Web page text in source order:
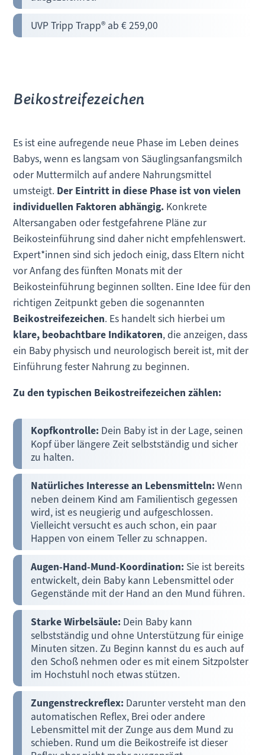
UVP Tripp Trapp® ab € 259,00
Beikostreifezeichen
Es ist eine aufregende neue Phase im Leben deines
Babys, wenn es langsam von Säuglingsanfangsmilch
oder Muttermilch auf andere Nahrungsmittel
umsteigt. Der Eintritt in diese Phase ist von vielen
individuellen Faktoren abhängig. Konkrete
Altersangaben oder festgefahrene Pläne zur
Beikosteinführung sind daher nicht empfehlenswert.
Expert*innen sind sich jedoch einig, dass Eltern nicht
vor Anfang des fünften Monats mit der
Beikosteinführung beginnen sollten. Eine Idee für den
richtigen Zeitpunkt geben die sogenannten
Beikostreifezeichen. Es handelt sich hierbei um
klare, beobachtbare Indikatoren, die anzeigen, dass
ein Baby physisch und neurologisch bereit ist, mit der
Einführung fester Nahrung zu beginnen.
Zu den typischen Beikostreifezeichen zählen:
Kopfkontrolle: Dein Baby ist in der Lage, seinen
Kopf über längere Zeit selbstständig und sicher
zu halten.
Natürliches Interesse an Lebensmitteln: Wenn
neben deinem Kind am Familientisch gegessen
wird, ist es neugierig und aufgeschlossen.
Vielleicht versucht es auch schon, ein paar
Happen von einem Teller zu schnappen.
Augen-Hand-Mund-Koordination: Sie ist bereits
entwickelt, dein Baby kann Lebensmittel oder
Gegenstände mit der Hand an den Mund führen.
Starke Wirbelsäule: Dein Baby kann
selbstständig und ohne Unterstützung für einige
Minuten sitzen. Zu Beginn kannst du es auch auf
den Schoß nehmen oder es mit einem Sitzpolster
im Hochstuhl noch etwas stützen.
Zungenstreckreflex: Darunter versteht man den
automatischen Reflex, Brei oder andere
Lebensmittel mit der Zunge aus dem Mund zu
schieben. Rund um die Beikostreife ist dieser